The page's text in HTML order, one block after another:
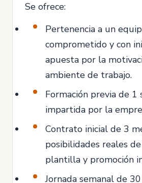
Se ofrece:
Pertenencia a un
comprometido y con
apuesta por la
ambiente de trabajo.
Formación previa de 1
impartida por la
Contrato inicial de 3
posibilidades reales
plantilla y promoción
Jornada semanal de